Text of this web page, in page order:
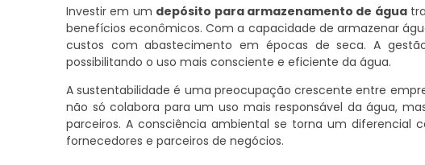
Investir em um depósito para armazenamento de água
benefícios econômicos. Com a capacidade de armazenar
custos com abastecimento em épocas de seca. A
possibilitando o uso mais consciente e eficiente da água.
A sustentabilidade é uma preocupação crescente entre
não só colabora para um uso mais responsável da água,
parceiros. A consciência ambiental se torna um diferencial
fornecedores e parceiros de negócios.